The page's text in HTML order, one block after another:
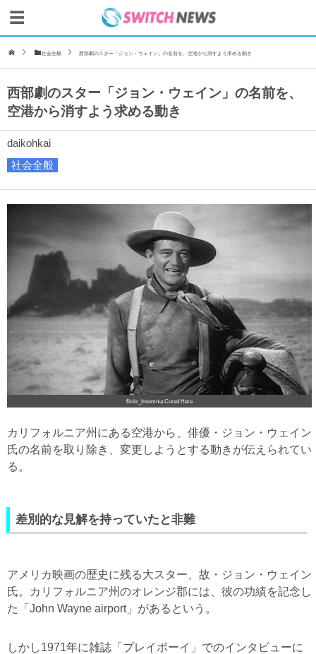
社会全般 西部劇のスター「ジョン・ウェイン」の名前を、空港から消すよう求める動き
西部劇のスター「ジョン・ウェイン」の名前を、
空港から消すよう求める動き
daikohkai
社会全般
flickr_Insomnia Cured Here
カリフォルニア州にある空港から、俳優・ジョン・ウェイン
氏の名前を取り除き、変更しようとする動きが伝えられてい
る。
差別的な見解を持っていたと非難
アメリカ映画の歴史に残る大スター、故・ジョン・ウェイン
氏。カリフォルニア州のオレンジ郡には、彼の功績を記念し
た「John Wayne airport」があるという。
しかし1971年に雑誌「プレイボーイ」でのインタビューに